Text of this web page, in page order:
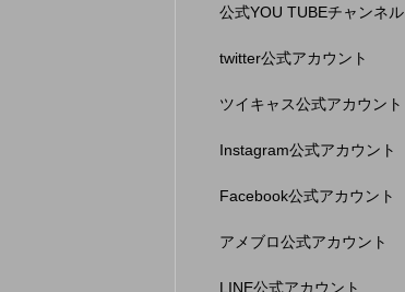
公式YOU TUBEチャンネル
twitter公式アカウント
ツイキャス公式アカウント
Instagram公式アカウント
Facebook公式アカウント
アメブロ公式アカウント
LINE公式アカウント